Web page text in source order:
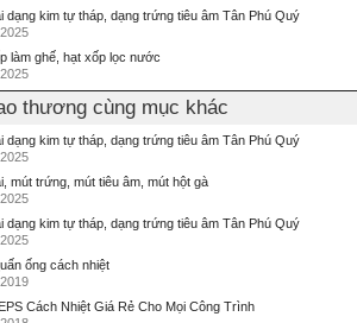
dạng kim tự tháp, dạng trứng tiêu âm Tân Phú Quý
làm ghế, hạt xốp lọc nước
thương cùng mục khác
dạng kim tự tháp, dạng trứng tiêu âm Tân Phú Quý
mút trứng, mút tiêu âm, mút hột gà
dạng kim tự tháp, dạng trứng tiêu âm Tân Phú Quý
ống cách nhiệt
Cách Nhiệt Giá Rẻ Cho Mọi Công Trình